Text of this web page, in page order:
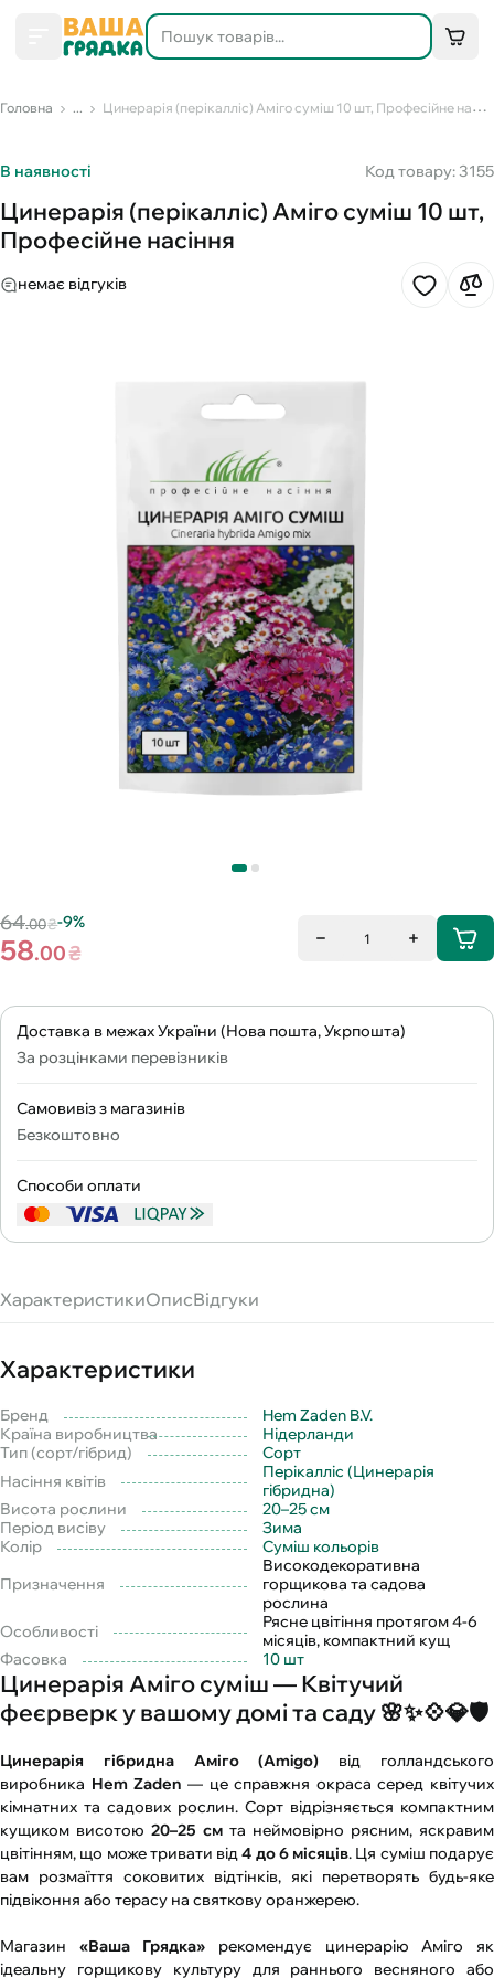
Головна ... Цинерарія (перікалліс) Аміго суміш 10 шт, Професійне насіння
В наявності Код товару: 3155
Цинерарія (перікалліс) Аміго суміш 10 шт,
Професійне насіння
немає відгуків
64.00₴-9%
58.00₴
1
Доставка в межах України (Нова пошта, Укрпошта)
За розцінками перевізників
Самовивіз з магазинів
Безкоштовно
Способи оплати
ХарактеристикиОписВідгуки
Характеристики
Бренд
Hem Zaden B.V.
Країна виробництва
Нідерланди
Тип (сорт/гібрид)
Сорт
Насіння квітів
Перікалліс (Цинерарія
гібридна)
Висота рослини
20–25 см
Період висіву
Зима
Колір
Суміш кольорів
Призначення
Високодекоративна
горщикова та садова
рослина
Особливості
Рясне цвітіння протягом 4-6
місяців, компактний кущ
Фасовка
10 шт
Цинерарія Аміго суміш — Квітучий
феєрверк у вашому домі та саду 🌸✨💠💎🛡️
Цинерарія гібридна Аміго (Amigo) від голландського
виробника Hem Zaden — це справжня окраса серед квітучих
кімнатних та садових рослин. Сорт відрізняється компактним
кущиком висотою 20–25 см та неймовірно рясним, яскравим
цвітінням, що може тривати від4 до 6 місяців. Ця суміш подарує
вам розмаїття соковитих відтінків, які перетворять будь-яке
підвіконня або терасу на святкову оранжерею.
Магазин «Ваша Грядка» рекомендує цинерарію Аміго як
ідеальну горщикову культуру для раннього весняного або